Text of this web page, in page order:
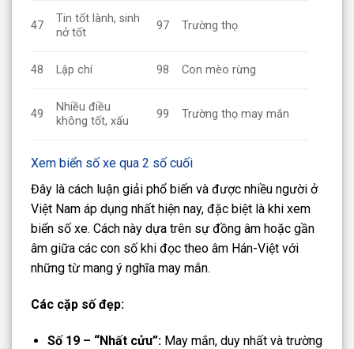
47
Tin tốt lành, sinh
nở tốt
97 Trường thọ
48 Lập chí 98 Con mèo rừng
49
Nhiều điều
không tốt, xấu
99 Trường thọ may mắn
Xem biển số xe qua 2 số cuối
Đây là cách luận giải phổ biến và được nhiều người ở
Việt Nam áp dụng nhất hiện nay, đặc biệt là khi xem
biển số xe. Cách này dựa trên sự đồng âm hoặc gần
âm giữa các con số khi đọc theo âm Hán-Việt với
những từ mang ý nghĩa may mắn.
Các cặp số đẹp:
Số 19 – “Nhất cửu”:May mắn, duy nhất và trường